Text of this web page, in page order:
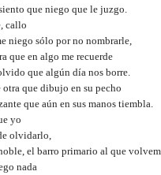
que niego que le juzgo.
callo
niego sólo por no nombrarle,
que en algo me recuerde
que algún día nos borre.
que dibujo en su pecho
que aún en sus manos tiembla.
yo
olvidarlo,
el barro primario al que
nada